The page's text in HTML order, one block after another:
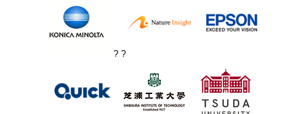
? ?